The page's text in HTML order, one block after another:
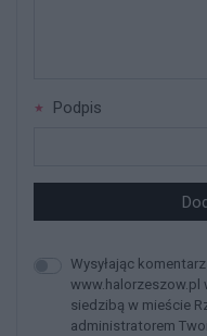
Podpis
Wysyłając
www.halorzeszow.pl
siedzibą w mieście
administratorem